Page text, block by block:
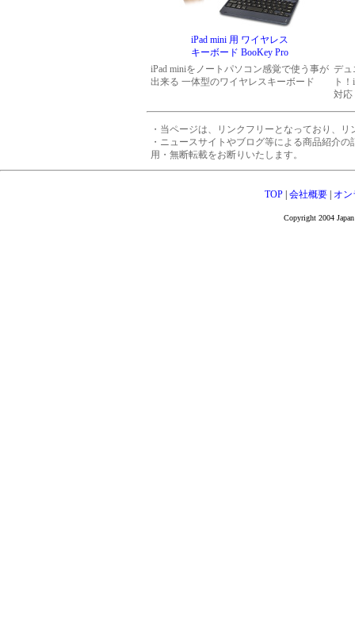
iPad mini 用 ワイヤレス
キーボード BooKey Pro
iPad miniをノートパソコン感覚で使う事が
出来る 一体型のワイヤレスキーボード
デュ
ト
対応
・当ページは、リンクフリーとなっており、
・ニュースサイトやブログ等による商品紹介
用・無断転載をお断りいたします。
TOP |会社概要 オ
Copyright 2004